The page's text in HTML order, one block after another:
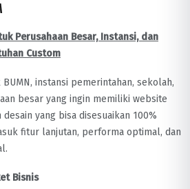
Perusahaan Besar, Instansi, dan
Custom
instansi pemerintahan, sekolah,
besar yang ingin memiliki website
yang bisa disesuaikan 100%
fitur lanjutan, performa optimal, dan
Bisnis